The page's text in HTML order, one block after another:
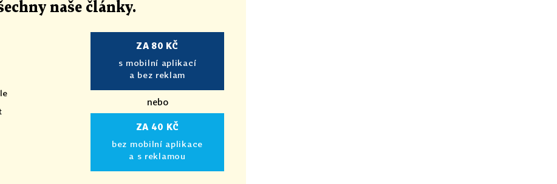
naše články.
ZA 80 KČ
s mobilní aplikací
a bez reklam
nebo
ZA 40 KČ
bez mobilní aplikace
a s reklamou